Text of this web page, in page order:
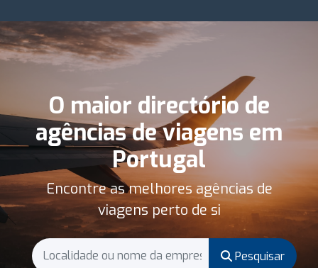
O maior directório de
agências de viagens em
Portugal
Encontre as melhores agências de
viagens perto de si
Pesquisar